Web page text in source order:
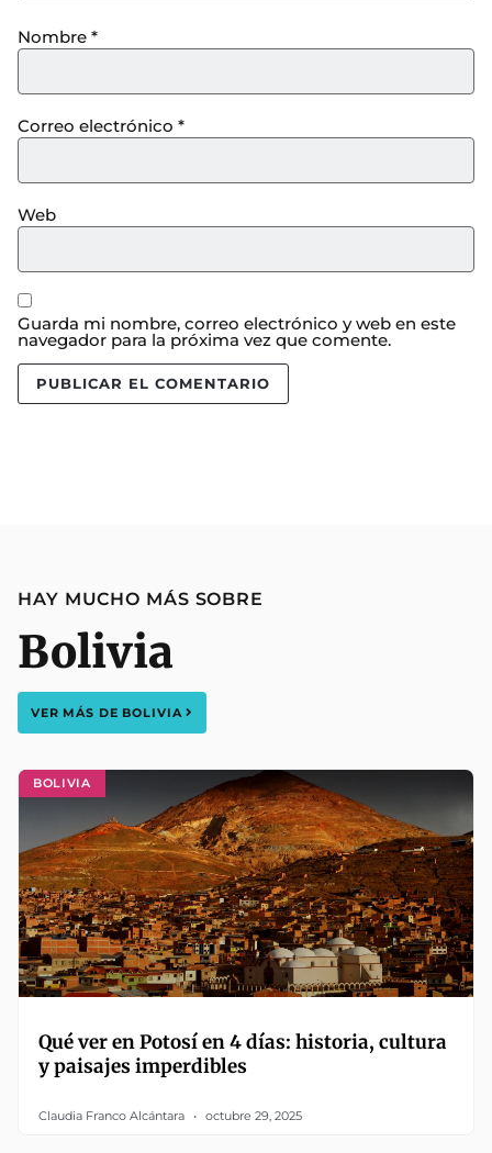
Nombre *
Correo electrónico *
Web
Guarda mi nombre, correo electrónico y web en este
navegador para la próxima vez que comente.
HAY MUCHO MÁS SOBRE
Bolivia
VER MÁS DE BOLIVIA
BOLIVIA
Qué ver en Potosí en 4 días: historia, cultura
y paisajes imperdibles
Claudia Franco Alcántara octubre 29, 2025